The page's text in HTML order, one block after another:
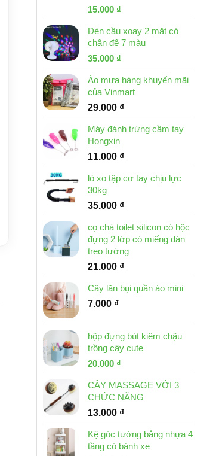
Giá
là:
32.000 ₫.
15.000 ₫
tại
là:
Đèn cầu xoay 2 mặt có
chân đế 7 màu
Giá
là:
46.000 ₫.
35.000 ₫
tại
là:
35.000 ₫.
Áo mưa hàng khuyến mãi
của Vinmart
29.000 ₫
Máy đánh trứng cầm tay
Hongxin
11.000 ₫
lò xo tập cơ tay chịu lực
30kg
35.000 ₫
cọ chà toilet silicon có hộc
đựng 2 lớp có miếng dán
treo tường
21.000 ₫
Cây lăn bụi quần áo mini
7.000 ₫
hộp đựng bút kiêm chậu
trồng cây cute
Giá
là:
30.000 ₫.
20.000 ₫
tại
là:
20.000 ₫.
CÂY MASSAGE VỚI 3
CHỨC NĂNG
13.000 ₫
Kệ góc tường bằng nhựa 4
tầng có bánh xe